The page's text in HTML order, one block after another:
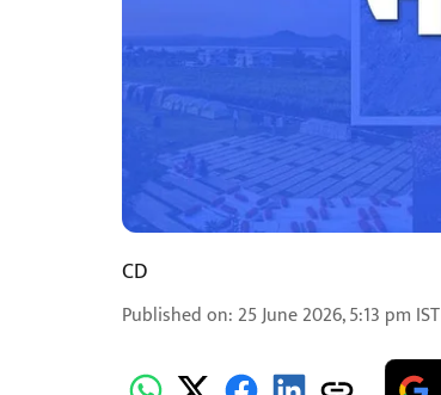
CD
Published on: 25 June 2026, 5:13 pm IST